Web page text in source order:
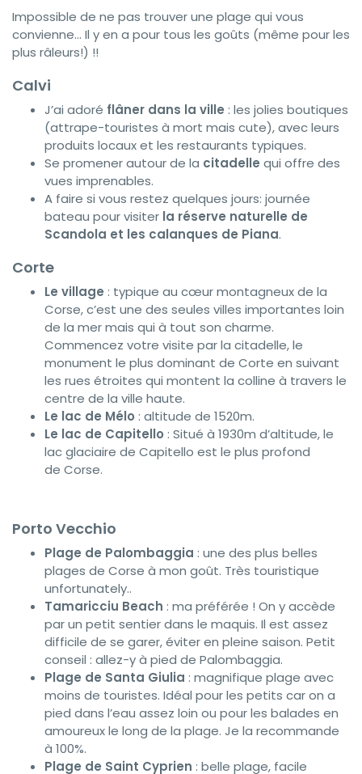
Impossible de ne pas trouver une plage qui vous
convienne… Il y en a pour tous les goûts (même pour les
plus râleurs!) !!
Calvi
J’ai adoré flâner dans la ville : les jolies boutiques
(attrape-touristes à mort mais cute), avec leurs
produits locaux et les restaurants typiques.
Se promener autour de la citadelle qui offre des
vues imprenables.
A faire si vous restez quelques jours: journée
bateau pour visiter la réserve naturelle de
Scandola et les calanques de Piana.
Corte
Le village : typique au cœur montagneux de la
Corse, c’est une des seules villes importantes loin
de la mer mais qui à tout son charme.
Commencez votre visite par la citadelle, le
monument le plus dominant de Corte en suivant
les rues étroites qui montent la colline à travers le
centre de la ville haute.
Le lac de Mélo : altitude de 1520m.
Le lac de Capitello : Situé à 1930m d’altitude, le
lac glaciaire de Capitello est le plus profond
de Corse.
Porto Vecchio
Plage de Palombaggia : une des plus belles
plages de Corse à mon goût. Très touristique
unfortunately..
Tamaricciu Beach : ma préférée ! On y accède
par un petit sentier dans le maquis. Il est assez
difficile de se garer, éviter en pleine saison. Petit
conseil : allez-y à pied de Palombaggia.
Plage de Santa Giulia : magnifique plage avec
moins de touristes. Idéal pour les petits car on a
pied dans l’eau assez loin ou pour les balades en
amoureux le long de la plage. Je la recommande
à 100%.
Plage de Saint Cyprien : belle plage, facile